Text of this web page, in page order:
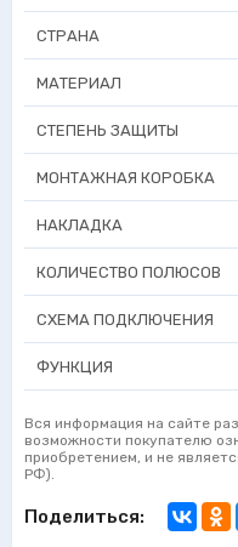
СТРАНА
МАТЕРИАЛ
СТЕПЕНЬ ЗАЩИТЫ
МОНТАЖНАЯ КОРОБКА
НАКЛАДКА
КОЛИЧЕСТВО ПОЛЮСОВ
СХЕМА ПОДКЛЮЧЕНИЯ
ФУНКЦИЯ
Вся информация на сайте
возможности покупателю
приобретением, и не
РФ).
Поделиться: